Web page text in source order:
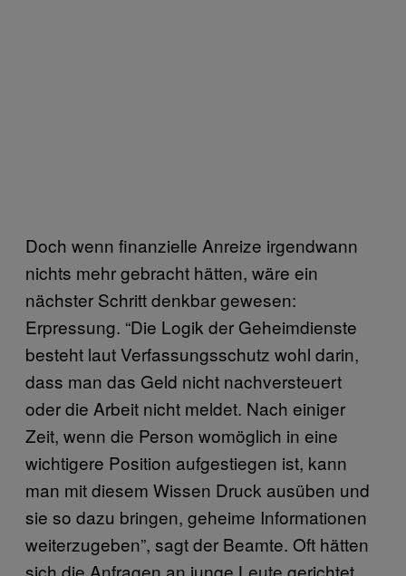
Doch wenn finanzielle Anreize irgendwann
nichts mehr gebracht hätten, wäre ein
nächster Schritt denkbar gewesen:
Erpressung. “Die Logik der Geheimdienste
besteht laut Verfassungsschutz wohl darin,
dass man das Geld nicht nachversteuert
oder die Arbeit nicht meldet. Nach einiger
Zeit, wenn die Person womöglich in eine
wichtigere Position aufgestiegen ist, kann
man mit diesem Wissen Druck ausüben und
sie so dazu bringen, geheime Informationen
weiterzugeben”, sagt der Beamte. Oft hätten
sich die Anfragen an junge Leute gerichtet,